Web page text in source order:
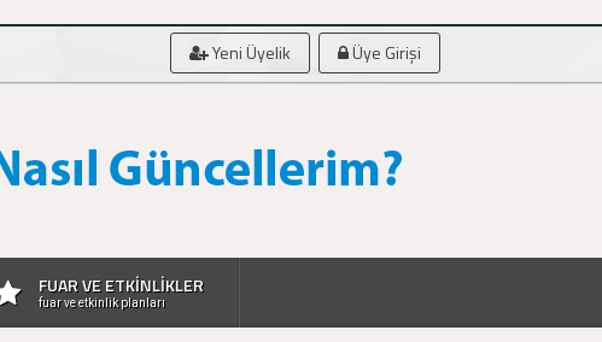
Yeni Üyelik Üye Girişi
FUAR VE ETKİNLİKLER
fuar ve etkinlik planları